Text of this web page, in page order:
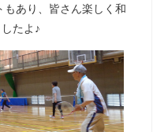
あり、皆さん楽しく和
たよ♪